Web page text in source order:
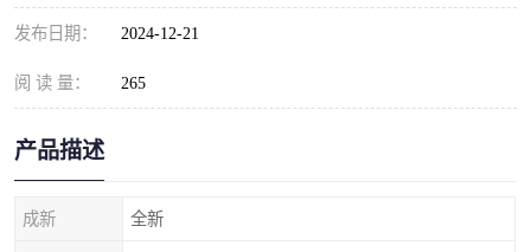
发布日期： 2024-12-21
阅 读 量： 265
产品描述
成新 全新